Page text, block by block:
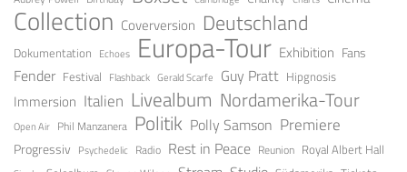
Collection Coverversion Deutschland
Dokumentation Echoes Europa-Tour Exhibition Fans
Fender Festival Flashback Gerald Scarfe Guy Pratt Hipgnosis
Immersion Italien Livealbum Nordamerika-Tour
Open Air Phil Manzanera Politik Polly Samson Premiere
Progressiv Psychedelic Radio Rest in Peace Reunion Royal Albert Hall